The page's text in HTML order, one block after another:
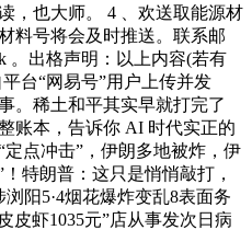
，也大师。 4 、欢送取能源材
料号将会及时推送。联系邮
。出格声明：以上内容(若有
台“网易号”用户上传并发
。稀土和平其实早就打完了
账本，告诉你 AI 时代实正的
点冲击”，伊朗多地被炸，伊
特朗普：这只是悄悄敲打，
阳5·4烟花爆炸变乱8表面务
皮虾1035元”店从事发次日病